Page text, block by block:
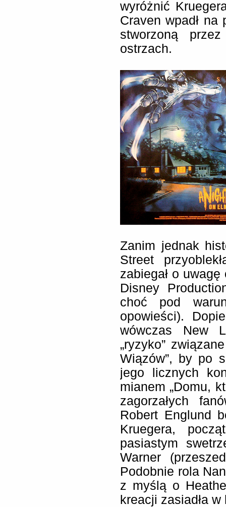
wyróżnić
Craven wpadł na
stworzoną
ostrzach.
Zanim jednak
Street
zabiegał o
Disney
choć pod
opowieści).
wówczas New
„ryzyko”
Wiązów”, by po
jego licznych
mianem „Domu,
zagorzałych
Robert Englund
Kruegera,
pasiastym
Warner
Podobnie rola
z myślą o
kreacji zasiadła